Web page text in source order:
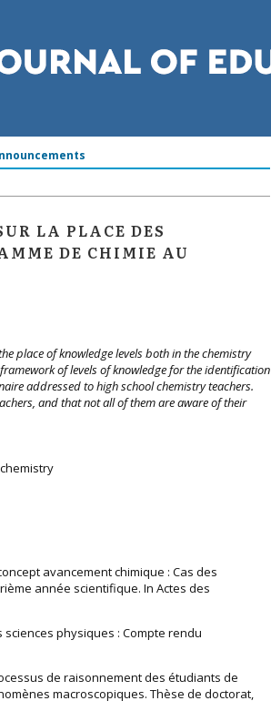
LA PLACE DES
DE CHIMIE AU
place of knowledge levels both in the chemistry
of levels of knowledge for the identification
addressed to high school chemistry teachers.
and that not all of them are aware of their
avancement chimique : Cas des
année scientifique. In Actes des
sciences physiques : Compte rendu
de raisonnement des étudiants de
macroscopiques. Thèse de doctorat,